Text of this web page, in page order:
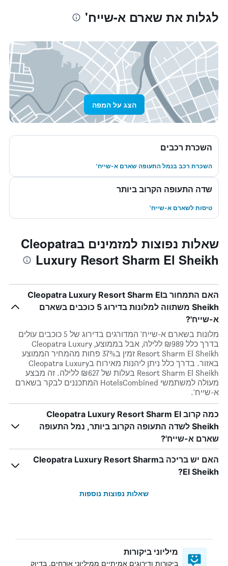
לגלות את שארם א-שייח'
הצג על המפה
השכרת רכבים
השכרת רכב בנמל התעופה שארם א-שייח'
שדה התעופה הקרוב ביותר
טיסות לשארם א-שייח'
שאלות נפוצות למזמינים בCleopatra
Luxury Resort Sharm El Sheikh
האם התמחור בCleopatra Luxury Resort Sharm El
Sheikh משתווה למלונות בדירוג 5 כוכבים בשארם
א-שייח'?
מלונות בשארם א-שייח' המדורגים בדירוג של 5 כוכבים עולים
בדרך כלל ₪989 ללילה, אבל בממוצע, Cleopatra Luxury
Resort Sharm El Sheikh זמין ב37% פחות מהמחיר הממוצע
באזור. בדרך כלל ניתן ליהנות מאירוח בCleopatra Luxury
Resort Sharm El Sheikh בעלות של ₪627 ללילה. זה מבצע
מעולה למשתמשי HotelsCombined המתכננים לבקר בשארם
א-שייח'.
כמה קרוב Cleopatra Luxury Resort Sharm El
Sheikh לשדה התעופה הקרוב ביותר, נמל התעופה
שארם א-שייח'?
האם יש בריכה בCleopatra Luxury Resort Sharm
El Sheikh?
שאלות נפוצות נוספות
מיליוני ביקורות
ביקורות ודירוגים אמיתיים ממיליוני אורחים, בדיוק